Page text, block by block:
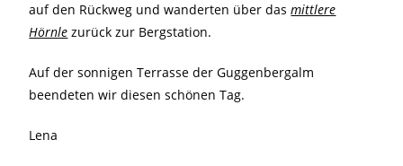
auf den Rückweg und wanderten über dasmittlere
Hörnle zurück zur Bergstation.
Auf der sonnigen Terrasse der Guggenbergalm
beendeten wir diesen schönen Tag.
Lena